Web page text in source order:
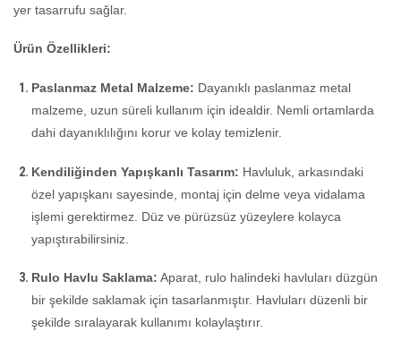
yer tasarrufu sağlar.
Ürün Özellikleri:
Paslanmaz Metal Malzeme: Dayanıklı paslanmaz metal
malzeme, uzun süreli kullanım için idealdir. Nemli ortamlarda
dahi dayanıklılığını korur ve kolay temizlenir.
Kendiliğinden Yapışkanlı Tasarım: Havluluk, arkasındaki
özel yapışkanı sayesinde, montaj için delme veya vidalama
işlemi gerektirmez. Düz ve pürüzsüz yüzeylere kolayca
yapıştırabilirsiniz.
Rulo Havlu Saklama: Aparat, rulo halindeki havluları düzgün
bir şekilde saklamak için tasarlanmıştır. Havluları düzenli bir
şekilde sıralayarak kullanımı kolaylaştırır.